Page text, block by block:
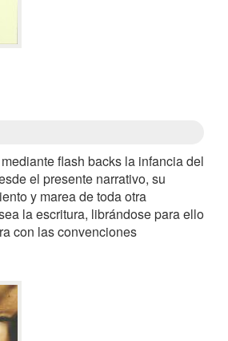
flash backs la infancia del
el presente narrativo, su
y marea de toda otra
la escritura, librándose para ello
con las convenciones